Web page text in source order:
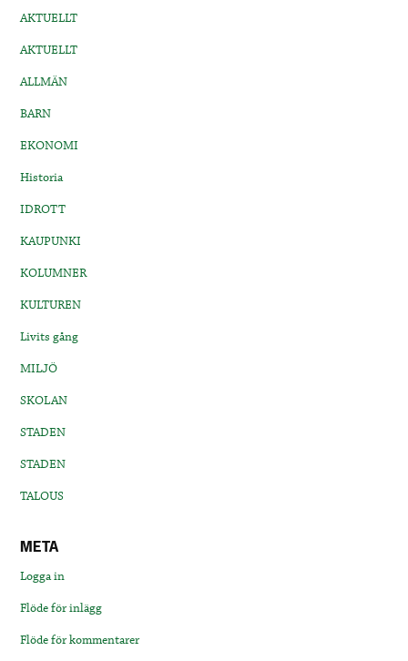
AKTUELLT
AKTUELLT
ALLMÄN
BARN
EKONOMI
Historia
IDROTT
KAUPUNKI
KOLUMNER
KULTUREN
Livits gång
MILJÖ
SKOLAN
STADEN
STADEN
TALOUS
META
Logga in
Flöde för inlägg
Flöde för kommentarer